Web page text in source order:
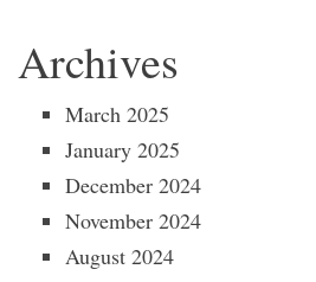
Archives
March 2025
January 2025
December 2024
November 2024
August 2024